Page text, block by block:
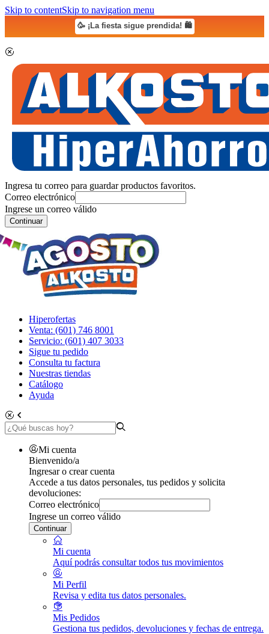
Skip to contentSkip to navigation menu
🥳 ¡La fiesta sigue prendida! 🛍️
Ingresa tu correo para guardar productos favoritos.
Correo electrónico
Ingrese un correo válido
Continuar
Hiperofertas
Venta: (601) 746 8001
Servicio: (601) 407 3033
Sigue tu pedido
Consulta tu factura
Nuestras tiendas
Catálogo
Ayuda
Mi cuenta
Bienvenido/a
Ingresar o crear cuenta
Accede a tus datos personales, tus pedidos y solicita
devoluciones:
Correo electrónico
Ingrese un correo válido
Continuar
Mi cuenta
Aquí podrás consultar todos tus movimientos
Mi Perfil
Revisa y edita tus datos personales.
Mis Pedidos
Gestiona tus pedidos, devoluciones y fechas de entrega.